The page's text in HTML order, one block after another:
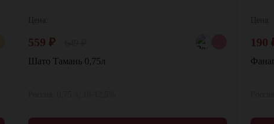
559 ₽
Шато Тамань 0,75л
190